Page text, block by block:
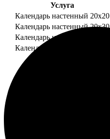
Услуга
Календарь настенный 20х20
Календарь настенный 20х30
Календарь настенный 30х30
Календарь настенный 30х40